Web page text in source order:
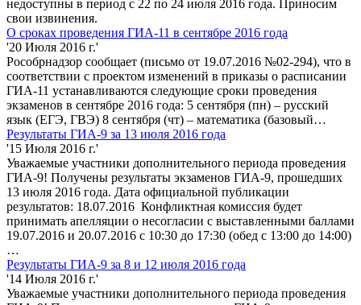
недоступны в период с 22 по 24 июля 2016 года. Приносим
свои извинения.
О сроках проведения ГИА-11 в сентябре 2016 года
'20 Июля 2016 г.'
Рособрнадзор сообщает (письмо от 19.07.2016 №02-294), что в
соответствии с проектом изменений в приказы о расписании
ГИА-11 устанавливаются следующие сроки проведения
экзаменов в сентябре 2016 года: 5 сентября (пн) – русский
язык (ЕГЭ, ГВЭ) 8 сентября (чт) – математика (базовый…
Результаты ГИА-9 за 13 июля 2016 года
'15 Июля 2016 г.'
Уважаемые участники дополнительного периода проведения
ГИА-9! Получены результаты экзаменов ГИА-9, прошедших
13 июля 2016 года. Дата официальной публикации
результатов: 18.07.2016 Конфликтная комиссия будет
принимать апелляции о несогласии с выставленными баллами
19.07.2016 и 20.07.2016 с 10:30 до 17:30 (обед с 13:00 до 14:00)
…
Результаты ГИА-9 за 8 и 12 июля 2016 года
'14 Июля 2016 г.'
Уважаемые участники дополнительного периода проведения